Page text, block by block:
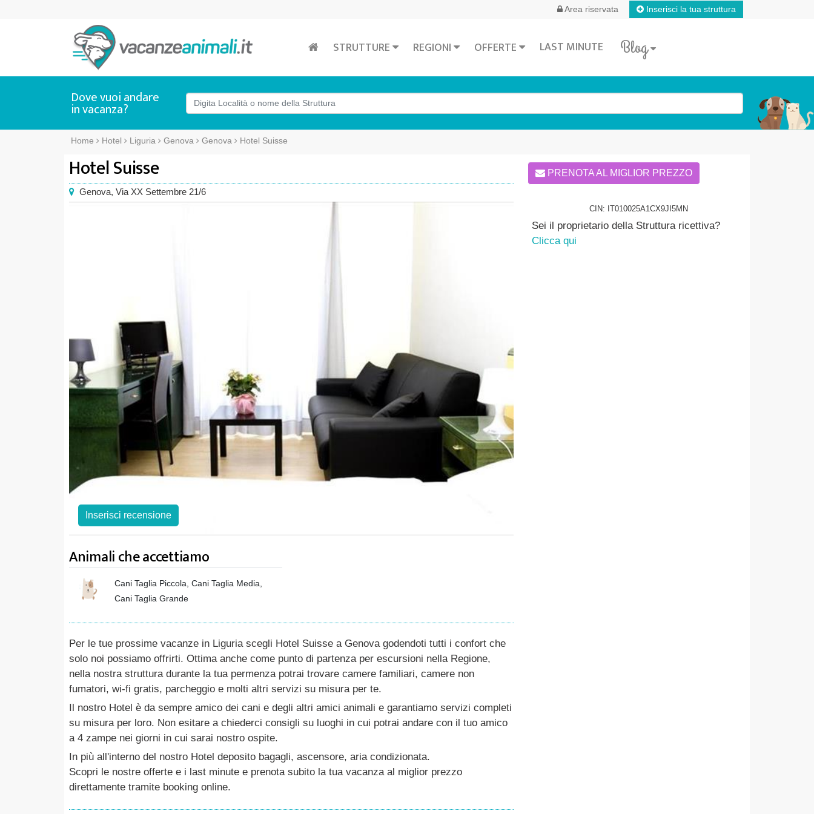
Area riservata Inserisci la tua struttura
STRUTTURE REGIONI OFFERTE LAST MINUTE Blog
Dove vuoi andare
in vacanza?
Home Hotel Liguria Genova Genova Hotel Suisse
Hotel Suisse
Genova, Via XX Settembre 21/6
Inserisci recensione
Animali che accettiamo
Cani Taglia Piccola, Cani Taglia Media,
Cani Taglia Grande
Per le tue prossime vacanze in Liguria scegli Hotel Suisse a Genova godendoti tutti i confort che
solo noi possiamo offrirti. Ottima anche come punto di partenza per escursioni nella Regione,
nella nostra struttura durante la tua permenza potrai trovare camere familiari, camere non
fumatori, wi-fi gratis, parcheggio e molti altri servizi su misura per te.
Il nostro Hotel è da sempre amico dei cani e degli altri amici animali e garantiamo servizi completi
su misura per loro. Non esitare a chiederci consigli su luoghi in cui potrai andare con il tuo amico
a 4 zampe nei giorni in cui sarai nostro ospite.
In più all'interno del nostro Hotel deposito bagagli, ascensore, aria condizionata.
Scopri le nostre offerte e i last minute e prenota subito la tua vacanza al miglior prezzo
direttamente tramite booking online.
PRENOTA AL MIGLIOR PREZZO
CIN: IT010025A1CX9JI5MN
Sei il proprietario della Struttura ricettiva?
Clicca qui